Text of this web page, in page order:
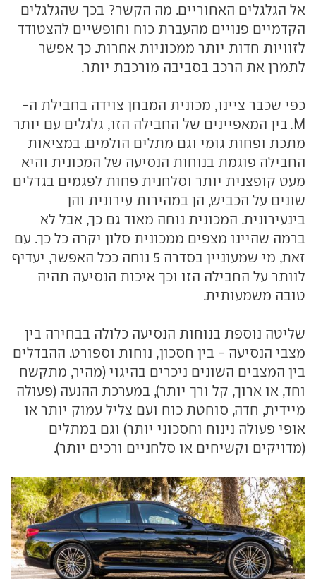
אל הגלגלים האחוריים. מה הקשר? בכך שהגלגלים
הקדמיים פנויים מהעברת כוח וחופשיים להצטודד
לזוויות חדות יותר ממכוניות אחרות. כך אפשר
לתמרן את הרכב בסביבה מורכבת יותר.
כפי שכבר ציינו, מכונית המבחן צוידה בחבילת ה-
M. בין המאפיינים של החבילה הזו, גלגלים עם יותר
מתכת ופחות גומי וגם מתלים הולמים. במציאות
החבילה פוגמת בנוחות הנסיעה של המכונית והיא
מעט קופצנית יותר וסלחנית פחות לפגמים בגדלים
שונים על הכביש, הן במהירות עירונית והן
בינעירונית. המכונית נוחה מאוד גם כך, אבל לא
ברמה שהיינו מצפים ממכונית סלון יקרה כל כך. עם
זאת, מי שמעוניין בסדרה 5 נוחה ככל האפשר, יעדיף
לוותר על החבילה הזו וכך איכות הנסיעה תהיה
טובה משמעותית.
שליטה נוספת בנוחות הנסיעה כלולה בבחירה בין
מצבי הנסיעה - בין חסכון, נוחות וספורט. ההבדלים
בין המצבים השונים ניכרים בהיגוי (מהיר, מתקשח
וחד, או ארוך, קל ורך יותר), במערכת ההנעה (פעולה
מיידית, חדה, סוחטת כוח ועם צליל עמוק יותר או
אופי פעולה נינוח וחסכוני יותר) וגם במתלים
(מדויקים וקשיחים או סלחניים ורכים יותר).